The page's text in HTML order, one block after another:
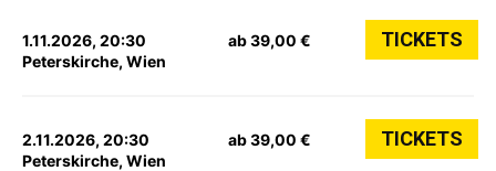
1.11.2026, 20:30
Peterskirche, Wien
ab 39,00 € TICKETS
2.11.2026, 20:30
Peterskirche, Wien
ab 39,00 € TICKETS